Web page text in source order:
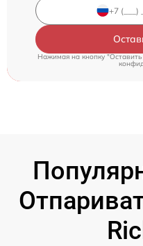
Нажимая на кнопку